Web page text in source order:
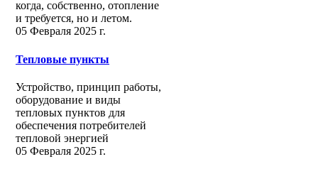
когда, собственно, отопление
и требуется, но и летом.
05 Февраля 2025 г.
Тепловые пункты
Устройство, принцип работы,
оборудование и виды
тепловых пунктов для
обеспечения потребителей
тепловой энергией
05 Февраля 2025 г.